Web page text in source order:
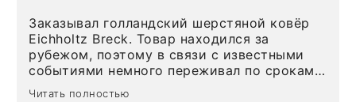
Заказывал голландский шерстяной ковёр
Eichholtz Breck. Товар находился за
рубежом, поэтому в связи с известными
событиями немного переживал по срокам.
Но homeadore привезли ровно в
Читать полностью